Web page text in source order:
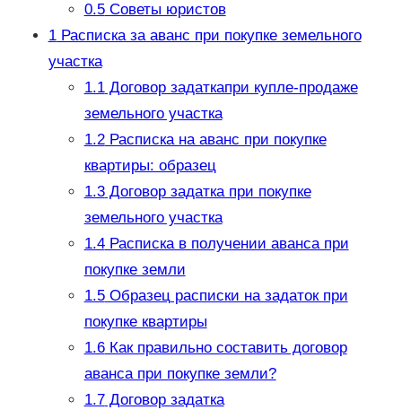
0.5Советы юристов
1Расписка за аванс при покупке земельного
участка
1.1Договор задаткапри купле-продаже
земельного участка
1.2Расписка на аванс при покупке
квартиры: образец
1.3Договор задатка при покупке
земельного участка
1.4Расписка в получении аванса при
покупке земли
1.5Образец расписки на задаток при
покупке квартиры
1.6Как правильно составить договор
аванса при покупке земли?
1.7Договор задатка